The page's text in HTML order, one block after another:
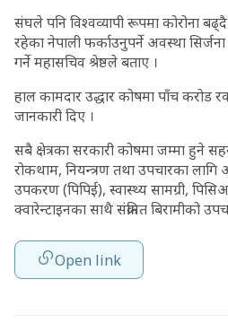
संघले पनि विश्वव्यापी रूपमा कोरोना
रहेका नेपाली फर्काउनुपर्ने अवस्था
गर्ने महासचिव श्रेष्ठले बताए ।
हाल कामदार उद्धार कोषमा पाँच करोड
जानकारी दिए ।
सबै क्षेत्रका सरकारी कोषमा जम्मा हुने
रोकथाम, नियन्त्रण तथा उपचारका लागि
उपकरण (पिपिई), स्वास्थ्य सामग्री,
क्वारेन्टाइनका साथै संक्रमित बिरामीको
Open link